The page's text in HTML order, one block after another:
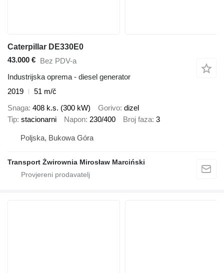
Caterpillar DE330E0
43.000 € Bez PDV-a
Industrijska oprema - diesel generator
2019
51 m/č
Snaga 408 k.s. (300 kW) Gorivo dizel
Tip stacionarni Napon 230/400 Broj faza 3
Poljska, Bukowa Góra
Transport Żwirownia Mirosław Marciński